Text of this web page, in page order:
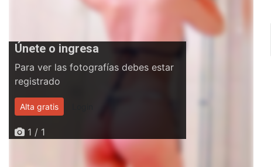
Únete o ingresa
Para ver las fotografías debes estar
registrado
Alta gratis
1 / 1